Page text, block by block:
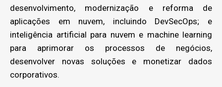
desenvolvimento, modernização e reforma de
aplicações em nuvem, incluindo DevSecOps; e
inteligência artificial para nuvem e machine learning
para aprimorar os processos de negócios,
desenvolver novas soluções e monetizar dados
corporativos.